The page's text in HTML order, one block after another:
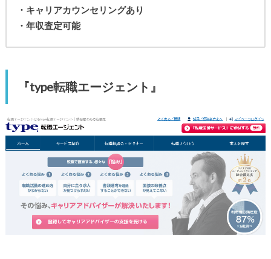
・キャリアカウンセリングあり
・年収査定可能
『type転職エージェント』